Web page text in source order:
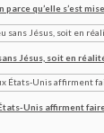
qu’elle s’est
Jésus, soit en
Unis affirment